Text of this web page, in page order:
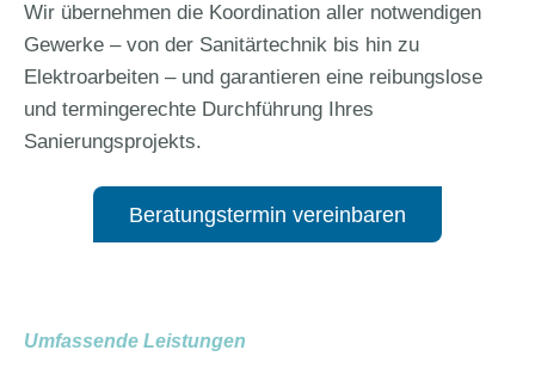
Wir übernehmen die Koordination aller notwendigen
Gewerke – von der Sanitärtechnik bis hin zu
Elektroarbeiten – und garantieren eine reibungslose
und termingerechte Durchführung Ihres
Sanierungsprojekts.
Beratungstermin vereinbaren
Umfassende Leistungen